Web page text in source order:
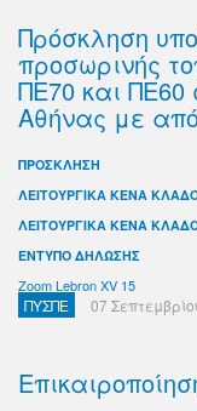
Πρόσκληση
προσωρινής
ΠΕ70 και ΠΕ60
Αθήνας με
ΠΡΟΣΚΛΗΣΗ
ΛΕΙΤΟΥΡΓΙΚΑ ΚΕΝΑ
ΛΕΙΤΟΥΡΓΙΚΑ ΚΕΝΑ
ΕΝΤΥΠΟ ΔΗΛΩΣΗΣ
Zoom Lebron XV 15
ΠΥΣΠΕ 07